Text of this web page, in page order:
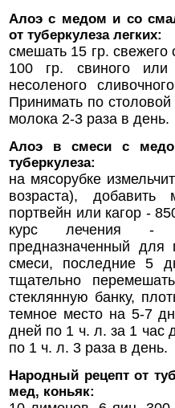
Алоэ с медом и со
от туберкулеза легких:
смешать 15 гр. свежего
100 гр. свиного или
несоленого
Принимать по столовой
молока 2-3 раза в день.
Алоэ в смеси с
туберкулеза:
на мясорубке
возраста),
портвейн или кагор -
курс лечения -
предназначенный для
смеси, последние 5
тщательно
стеклянную банку,
темное место на 5-7
дней по 1 ч. л. за 1 час
по 1 ч. л. 3 раза в день.
Народный рецепт от
мед, коньяк: